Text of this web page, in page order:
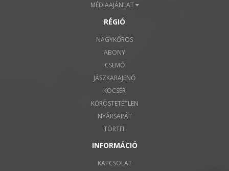
MÉDIAAJÁNLAT
RÉGIÓ
NAGYKŐRÖS
ABONY
CSEMŐ
JÁSZKARAJENŐ
KOCSÉR
KŐRÖSTETÉTLEN
NYÁRSAPÁT
TÖRTEL
INFORMÁCIÓ
KAPCSOLAT